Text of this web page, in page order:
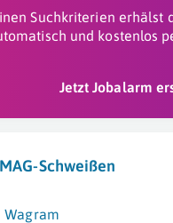
Suchkriterien erhälst
und kostenlos
Jetzt Jobalarm
Schweißen
Wagram